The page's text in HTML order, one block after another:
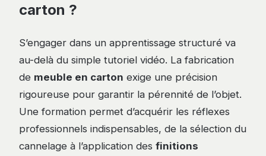
carton ?
S’engager dans un apprentissage structuré va
au-delà du simple tutoriel vidéo. La fabrication
de meuble en carton exige une précision
rigoureuse pour garantir la pérennité de l’objet.
Une formation permet d’acquérir les réflexes
professionnels indispensables, de la sélection du
cannelage à l’application des finitions